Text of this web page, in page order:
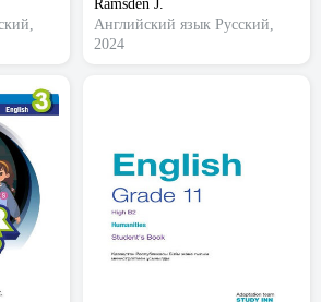
Ramsden J.
Английский язык Русский,
2024